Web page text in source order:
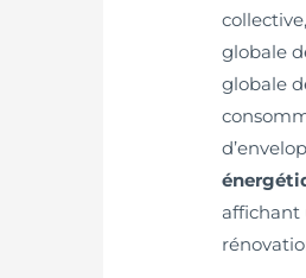
globale
globale
affichant